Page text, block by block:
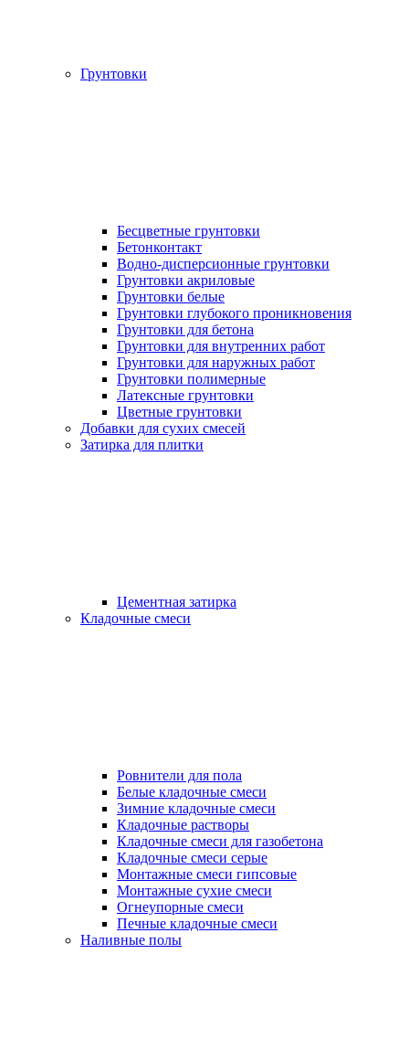
Грунтовки
Бесцветные грунтовки
Бетонконтакт
Водно-дисперсионные грунтовки
Грунтовки акриловые
Грунтовки белые
Грунтовки глубокого проникновения
Грунтовки для бетона
Грунтовки для внутренних работ
Грунтовки для наружных работ
Грунтовки полимерные
Латексные грунтовки
Цветные грунтовки
Добавки для сухих смесей
Затирка для плитки
Цементная затирка
Кладочные смеси
Ровнители для пола
Белые кладочные смеси
Зимние кладочные смеси
Кладочные растворы
Кладочные смеси для газобетона
Кладочные смеси серые
Монтажные смеси гипсовые
Монтажные сухие смеси
Огнеупорные смеси
Печные кладочные смеси
Наливные полы